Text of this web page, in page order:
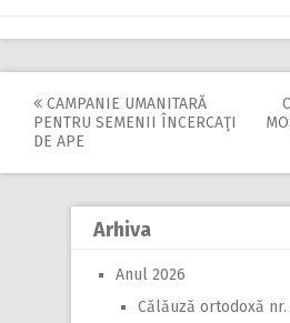
Post
navigation
CAMPANIE UMANITARĂ
PENTRU SEMENII ÎNCERCAŢI
DE APE
Arhiva
Anul 2026
Călăuză ortodoxă nr.